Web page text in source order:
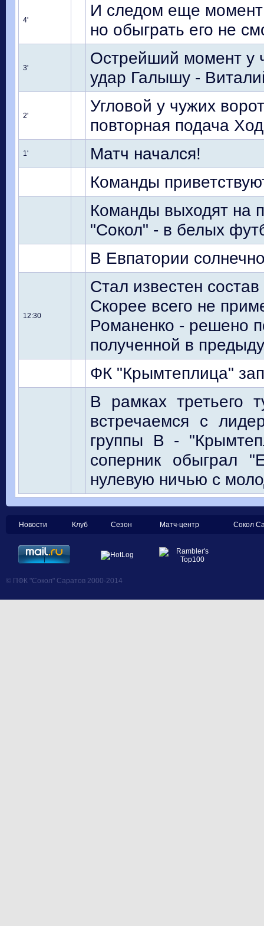
4'
И следом еще
но обыграть его не
3'
Острейший момент у
удар Галышу -
2'
Угловой у чужих
повторная подача
1'
Матч начался!
Команды
Команды выходят на
"Сокол" - в белых
В Евпатории
12:30
Стал известен
Скорее всего не
Романенко - решено
полученной в
ФК "Крымтеплица"
В рамках третьего
встречаемся с
группы В -
соперник обыграл
нулевую ничью с
Новости Клуб Сезон Матч-центр Сокол
© ПФК "Сокол" Саратов 2000-2014